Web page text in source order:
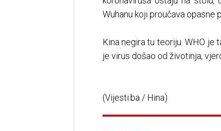
Wuhanu koji proučava opasne
Kina negira tu teoriju. WHO je
je virus došao od životinja,
(Vijesti.ba / Hina)